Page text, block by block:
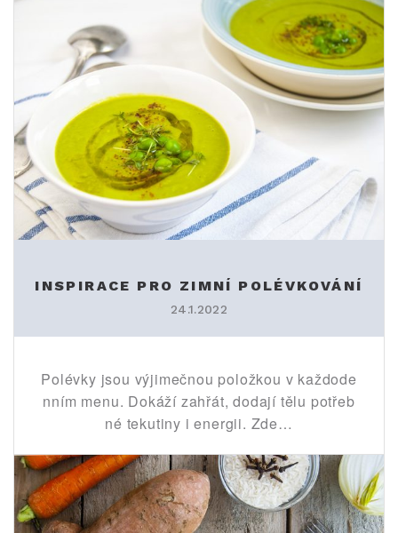
INSPIRACE PRO ZIMNÍ POLÉVKOVÁNÍ
24.1.2022
Polévky jsou výjimečnou položkou v každode
nním menu. Dokáží zahřát, dodají tělu potřeb
né tekutiny i energii. Zde…